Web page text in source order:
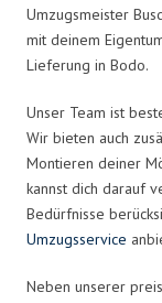
Umzugsmeister
mit deinem
Lieferung in Bodo.
Unser Team ist
Wir bieten auch
Montieren deiner
kannst dich darauf
Bedürfnisse
Umzugsservice
Neben unserer